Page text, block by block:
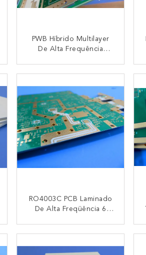
PWB Híbrido Multilayer
De Alta Frequência
CONTACTO
RO4003C PCB Laminado
De Alta Freqüência 6
CONTACTO